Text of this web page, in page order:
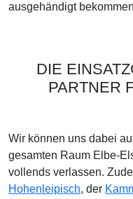
ausgehändigt
DIE
PARTNER
Wir können uns dabei
gesamten Raum Elbe-
vollends verlassen.
Hohenleipisch, der